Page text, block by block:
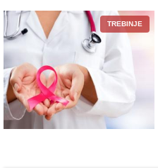
TREBINJE